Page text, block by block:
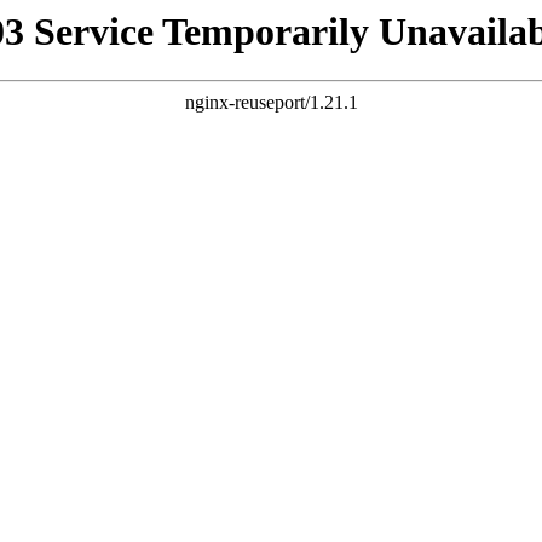
Service Temporarily
nginx-reuseport/1.21.1